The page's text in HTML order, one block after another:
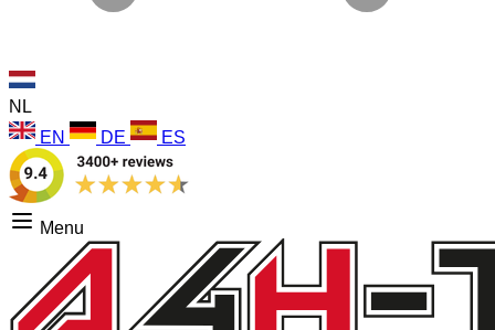
NL
EN
DE ES
Menu